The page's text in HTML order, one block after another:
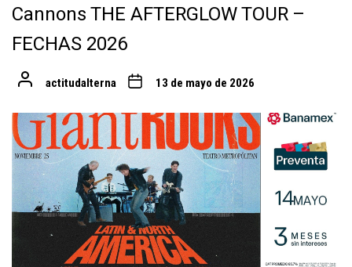
Cannons THE AFTERGLOW TOUR –
FECHAS 2026
actitudalterna 13 de mayo de 2026